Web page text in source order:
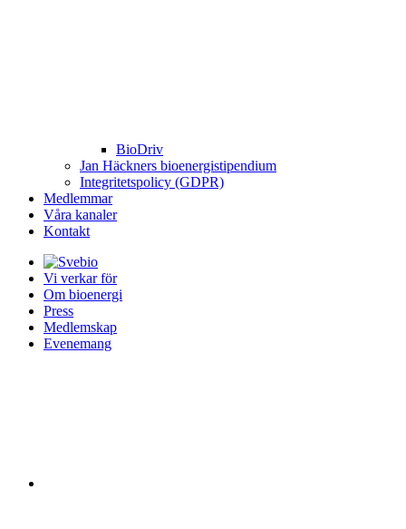
BioDriv
Jan Häckners bioenergistipendium
Integritetspolicy (GDPR)
Medlemmar
Våra kanaler
Kontakt
Vi verkar för
Om bioenergi
Press
Medlemskap
Evenemang